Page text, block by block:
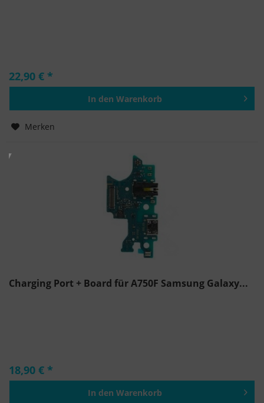
22,90 € *
In den Warenkorb
Merken
Charging Port + Board für A750F Samsung Galaxy...
18,90 € *
In den Warenkorb